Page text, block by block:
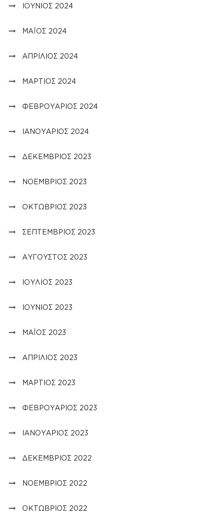
ΙΟΎΝΙΟΣ 2024
ΜΆΙΟΣ 2024
ΑΠΡΊΛΙΟΣ 2024
ΜΆΡΤΙΟΣ 2024
ΦΕΒΡΟΥΆΡΙΟΣ 2024
ΙΑΝΟΥΆΡΙΟΣ 2024
ΔΕΚΈΜΒΡΙΟΣ 2023
ΝΟΈΜΒΡΙΟΣ 2023
ΟΚΤΏΒΡΙΟΣ 2023
ΣΕΠΤΈΜΒΡΙΟΣ 2023
ΑΎΓΟΥΣΤΟΣ 2023
ΙΟΎΛΙΟΣ 2023
ΙΟΎΝΙΟΣ 2023
ΜΆΙΟΣ 2023
ΑΠΡΊΛΙΟΣ 2023
ΜΆΡΤΙΟΣ 2023
ΦΕΒΡΟΥΆΡΙΟΣ 2023
ΙΑΝΟΥΆΡΙΟΣ 2023
ΔΕΚΈΜΒΡΙΟΣ 2022
ΝΟΈΜΒΡΙΟΣ 2022
ΟΚΤΏΒΡΙΟΣ 2022